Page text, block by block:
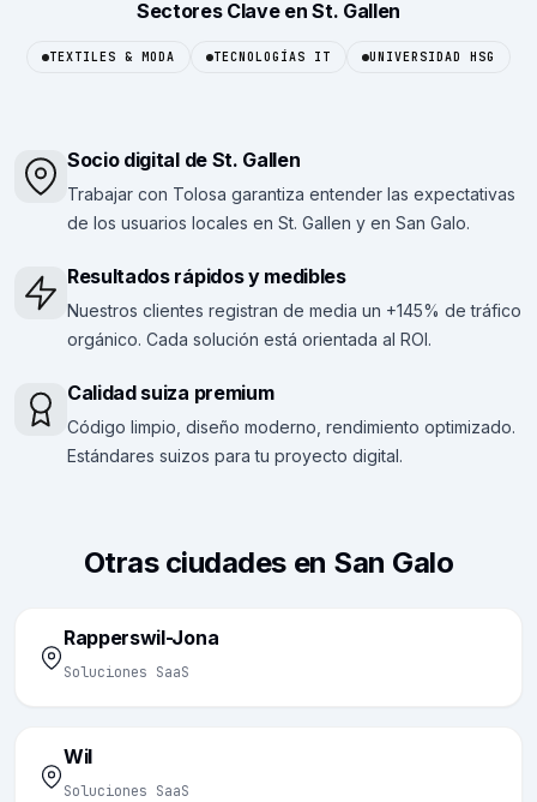
Sectores Clave en St. Gallen
TEXTILES & MODA TECNOLOGÍAS IT UNIVERSIDAD HSG
Socio digital de St. Gallen
Trabajar con Tolosa garantiza entender las expectativas
de los usuarios locales en St. Gallen y en San Galo.
Resultados rápidos y medibles
Nuestros clientes registran de media un +145% de tráfico
orgánico. Cada solución está orientada al ROI.
Calidad suiza premium
Código limpio, diseño moderno, rendimiento optimizado.
Estándares suizos para tu proyecto digital.
Otras ciudades en San Galo
Rapperswil-Jona
Soluciones SaaS
Wil
Soluciones SaaS